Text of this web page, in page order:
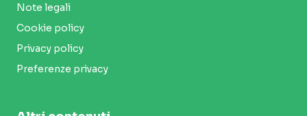
Note legali
Cookie policy
Privacy policy
Preferenze privacy